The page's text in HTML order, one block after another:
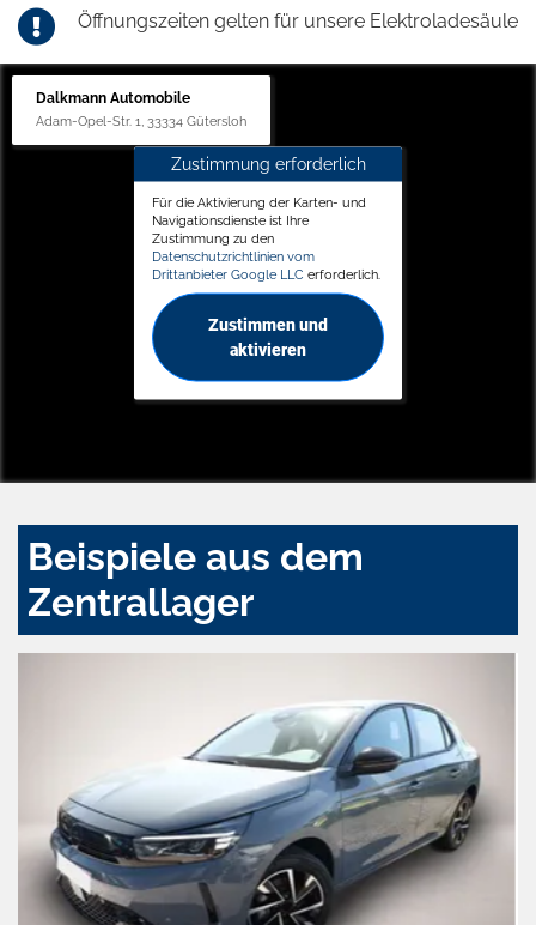
Öffnungszeiten gelten für unsere Elektroladesäule
Dalkmann Automobile
Adam-Opel-Str. 1, 33334 Gütersloh
Zustimmung erforderlich
Für die Aktivierung der Karten- und
Navigationsdienste ist Ihre
Zustimmung zu den
Datenschutzrichtlinien vom
Drittanbieter Google LLC erforderlich.
Zustimmen und
aktivieren
Beispiele aus dem
Zentrallager